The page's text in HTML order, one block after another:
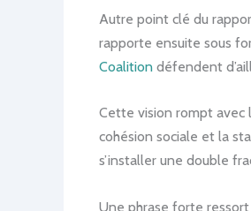
Autre point clé du
rapporte ensuite sous
Coalition défendent
Cette vision rompt avec
cohésion sociale et la
s’installer une double
Une phrase forte